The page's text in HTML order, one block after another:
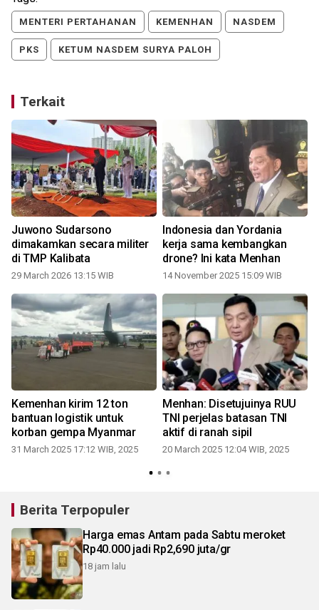
MENTERI PERTAHANAN KEMENHAN NASDEM
PKS KETUM NASDEM SURYA PALOH
Terkait
Juwono Sudarsono
dimakamkan secara militer
di TMP Kalibata
29 March 2026 13:15 WIB
Indonesia dan Yordania
kerja sama kembangkan
drone? Ini kata Menhan
14 November 2025 15:09 WIB
Kemenhan kirim 12 ton
bantuan logistik untuk
korban gempa Myanmar
31 March 2025 17:12 WIB, 2025
Menhan: Disetujuinya RUU
TNI perjelas batasan TNI
aktif di ranah sipil
20 March 2025 12:04 WIB, 2025
Berita Terpopuler
Harga emas Antam pada Sabtu meroket
Rp40.000 jadi Rp2,690 juta/gr
18 jam lalu